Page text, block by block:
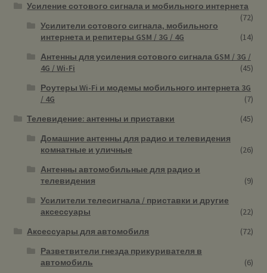
Усиление сотового сигнала и мобильного интернета
(72)
Усилители сотового сигнала, мобильного
интернета и репитеры GSM / 3G / 4G
(14)
Антенны для усиления сотового сигнала GSM / 3G /
4G / Wi-Fi
(45)
Роутеры Wi-Fi и модемы мобильного интернета 3G
/ 4G
(7)
Телевидение: антенны и приставки
(45)
Домашние антенны для радио и телевидения
комнатные и уличные
(26)
Антенны автомобильные для радио и
телевидения
(9)
Усилители телесигнала / приставки и другие
аксессуары
(22)
Аксессуары для автомобиля
(72)
Разветвители гнезда прикуривателя в
автомобиль
(6)